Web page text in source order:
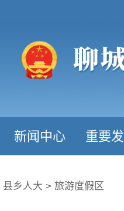
新闻中心 重要
县乡人大 > 旅游度假区